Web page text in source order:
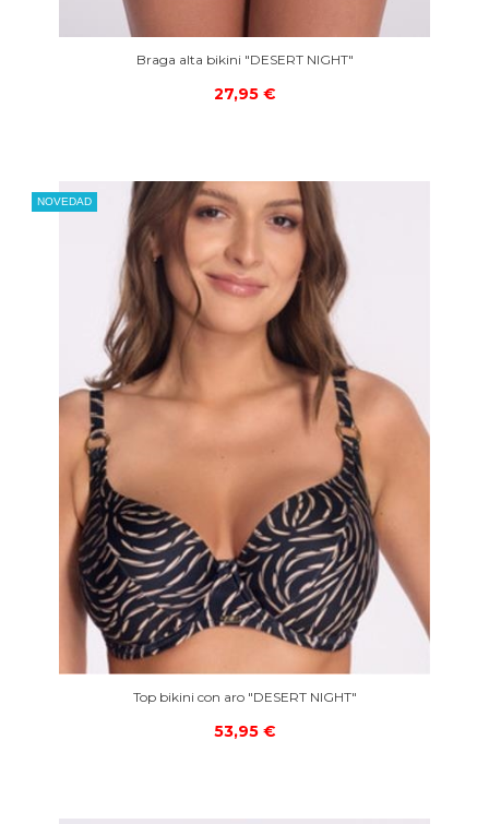
Braga alta bikini "DESERT NIGHT"
27,95 €
NOVEDAD
Top bikini con aro "DESERT NIGHT"
53,95 €